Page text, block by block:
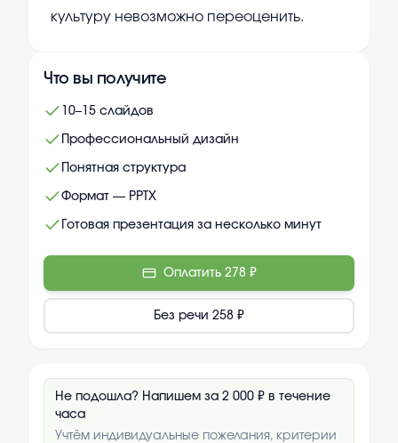
культуру невозможно переоценить.
Что вы получите
10–15 слайдов
Профессиональный дизайн
Понятная структура
Формат — PPTX
Готовая презентация за несколько минут
Оплатить 278 ₽
Без речи 258 ₽
Не подошла? Напишем за 2 000 ₽ в течение
часа
Учтём индивидуальные пожелания, критерии